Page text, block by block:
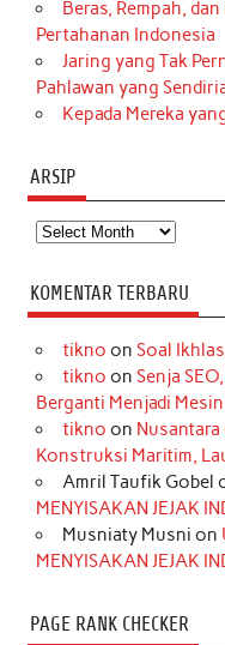
Beras, Rempah,
Pertahanan Indonesia
Jaring yang Tak
Pahlawan yang
Kepada Mereka
ARSIP
Arsip
KOMENTAR TERBARU
tikno on Soal
tikno on Senja
Berganti Menjadi
tikno on
Konstruksi Maritim,
Amril Taufik Gobel
MENYISAKAN JEJAK
Musniaty Musni on
MENYISAKAN JEJAK
PAGE RANK CHECKER